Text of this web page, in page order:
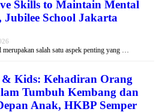
Skills to Maintain Mental
Jubilee School Jakarta
merupakan salah satu aspek penting yang …
& Kids: Kehadiran Orang
Tumbuh Kembang dan
Anak, HKBP Semper